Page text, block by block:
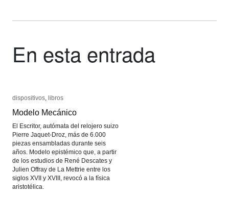
En esta entrada
dispositivos libros
Modelo Mecánico
El Escritor, autómata del relojero suizo
Pierre Jaquet-Droz, más de 6.000
piezas ensambladas durante seis
años. Modelo epistémico que, a partir
de los estudios de René Descates y
Julien Offray de La Mettrie entre los
siglos XVII y XVIII, revocó a la física
aristotélica.
dispositivos libros
Modelo Mecánico